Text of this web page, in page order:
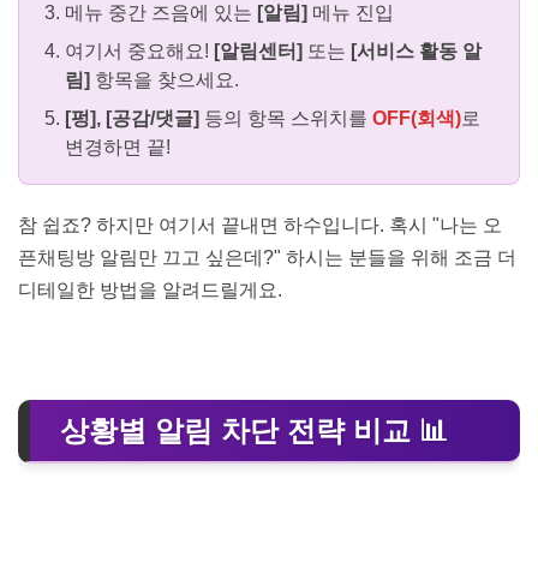
메뉴 중간 즈음에 있는 [알림] 메뉴 진입
여기서 중요해요! [알림센터] 또는 [서비스 활동 알
림] 항목을 찾으세요.
[펑], [공감/댓글] 등의 항목 스위치를 OFF(회색)로
변경하면 끝!
참 쉽죠? 하지만 여기서 끝내면 하수입니다. 혹시 "나는 오
픈채팅방 알림만 끄고 싶은데?" 하시는 분들을 위해 조금 더
디테일한 방법을 알려드릴게요.
상황별 알림 차단 전략 비교 📊